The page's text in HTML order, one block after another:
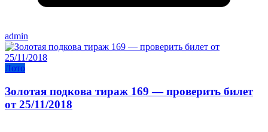
admin
Лото
Золотая подкова тираж 169 — проверить билет
от 25/11/2018